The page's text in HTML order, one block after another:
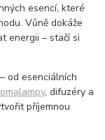
esencí, které
Vůně dokáže
energii – stačí si
od esenciálních
, difuzéry a
příjemnou